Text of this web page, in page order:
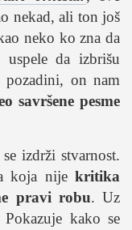
nekad, ali ton još
neko ko zna da
da izbrišu
on nam
savršene pesme
izdrži stvarnost.
koja nijekritika
pravi robu. Uz
Pokazuje kako se